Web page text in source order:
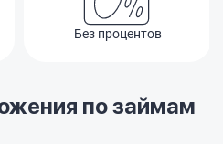
Без процентов
по займам